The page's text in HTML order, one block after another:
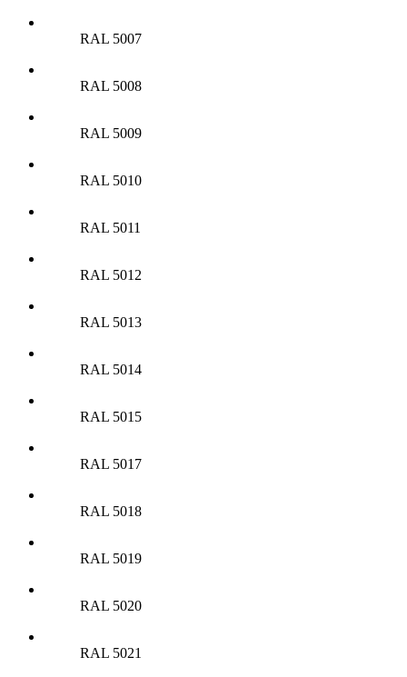
RAL 5007
RAL 5008
RAL 5009
RAL 5010
RAL 5011
RAL 5012
RAL 5013
RAL 5014
RAL 5015
RAL 5017
RAL 5018
RAL 5019
RAL 5020
RAL 5021